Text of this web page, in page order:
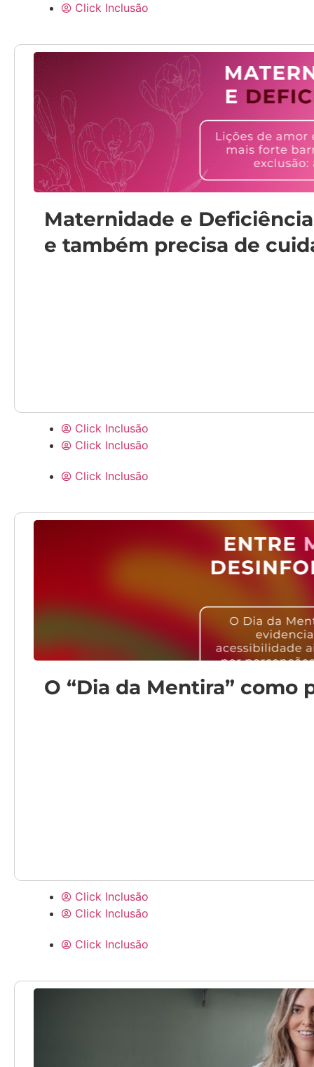
Click Inclusão
Maternidade e
e também precisa de
Click Inclusão
Click Inclusão
Click Inclusão
O “Dia da Mentira” como
Click Inclusão
Click Inclusão
Click Inclusão